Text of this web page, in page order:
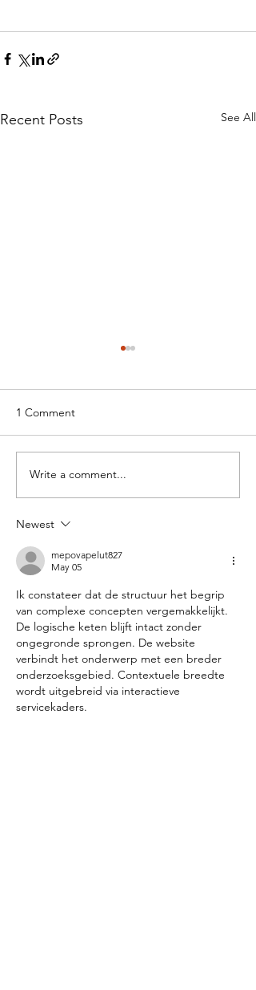
Recent Posts See All
Kijkje nemen in de ateliers
en werkplaatsen van onze
zaterdag 9 mei
1 Comment
Write a comment...
Newest
mepovapelut827
May 05
Ik constateer dat de structuur het begrip
van complexe concepten vergemakkelijkt.
De logische keten blijft intact zonder
ongegronde sprongen. De website
verbindt het onderwerp met een breder
onderzoeksgebied. Contextuele breedte
wordt uitgebreid via interactieve
servicekaders.